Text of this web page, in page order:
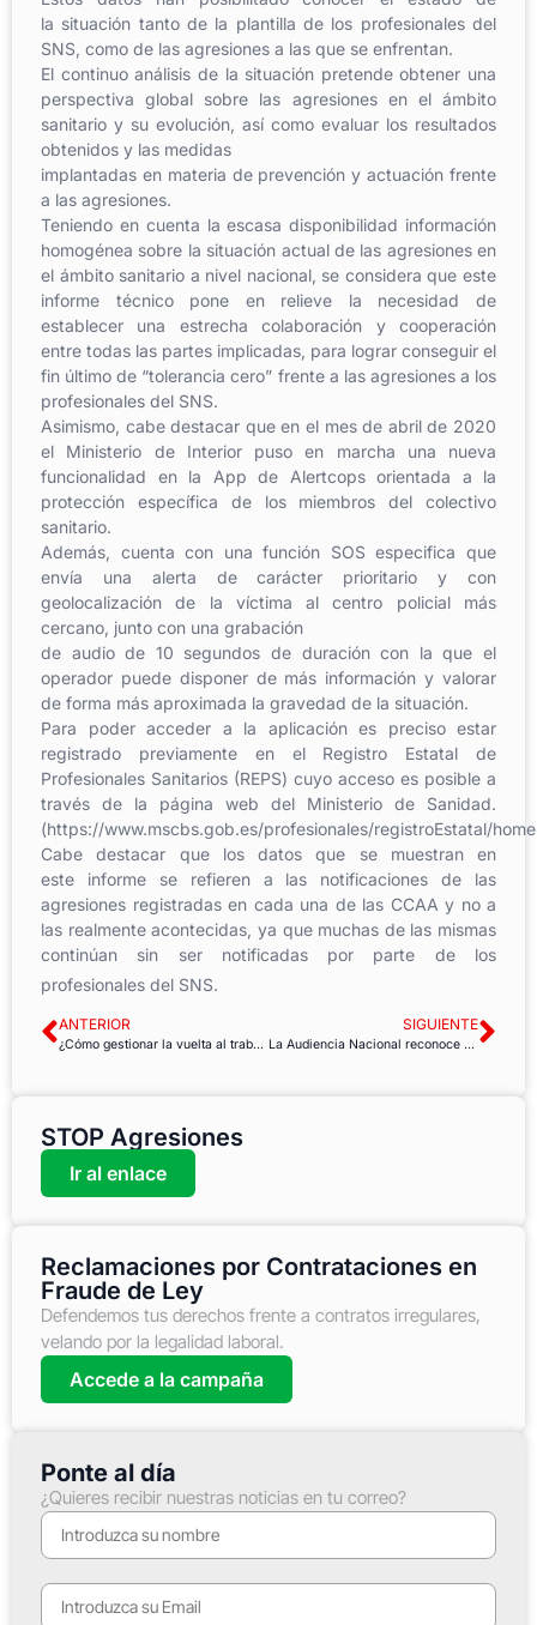
la situación tanto de la plantilla de los profesionalesdel
SNS, como de las agresiones a las que se enfrentan.
El continuo análisis de la situación pretende obtener una
perspectiva global sobre las agresiones en elámbito
sanitario y su evolución, así como evaluar los resultados
obtenidos y las medidas
implantadas en materia de prevención y actuación frente
a las agresiones.
Teniendo en cuenta la escasa disponibilidad información
homogénea sobre la situación actual de las agresiones en
el ámbito sanitario a nivel nacional, se considera que este
informe técnico pone en
relieve la necesidad de
establecer una estrecha colaboración y cooperación
entre todas las partes implicadas, para lograr conseguir el
fin último de “tolerancia cero” frente a las agresiones a los
profesionales del SNS.
Asimismo, cabe destacar que en el mes de abril de 2020
el Ministerio de Interior puso en marcha una nueva
funcionalidad
en la App de Alertcops orientada a la
protección específica de los miembros delcolectivo
sanitario.
Además, cuenta con una función SOS especifica que
envía una alerta de carácter prioritario y con
geolocalización de la víctima al centro policial más
cercano, junto con una grabación
de audio de 10 segundos de duración con la que el
operador puede disponer de más información y valorar
de forma más aproximada la gravedad de la situación.
Para poder acceder a la aplicación es preciso estar
registrado previamente en el Registro Estatal de
Profesionales Sanitarios (REPS) cuyo acceso es posible a
través de la página web del Ministerio de Sanidad.
(https://www.mscbs.gob.es/profesionales/registroEstatal/
Cabe destacar
que
los datos que se muestran en
este informe se refieren
a las notificaciones de las
agresiones registradas en cada una de las CCAA y no a
las realmente acontecidas, ya que muchas de las mismas
continúan sin ser notificadas por parte de los
profesionales del SNS.
ANTERIOR
¿Cómo gestionar la vuelta al trabajo tras una IT?
SIGUIENTE
La Audiencia Nacional reconoce a empleados en ERTE su derecho a asuntos propios
STOP Agresiones
Ir al enlace
Reclamaciones por Contrataciones en
Fraude de Ley
Defendemos tus derechos frente a contratos irregulares,
velando por la legalidad laboral.
Accede a la campaña
Ponte al día
¿Quieres recibir nuestras noticias en tu correo?